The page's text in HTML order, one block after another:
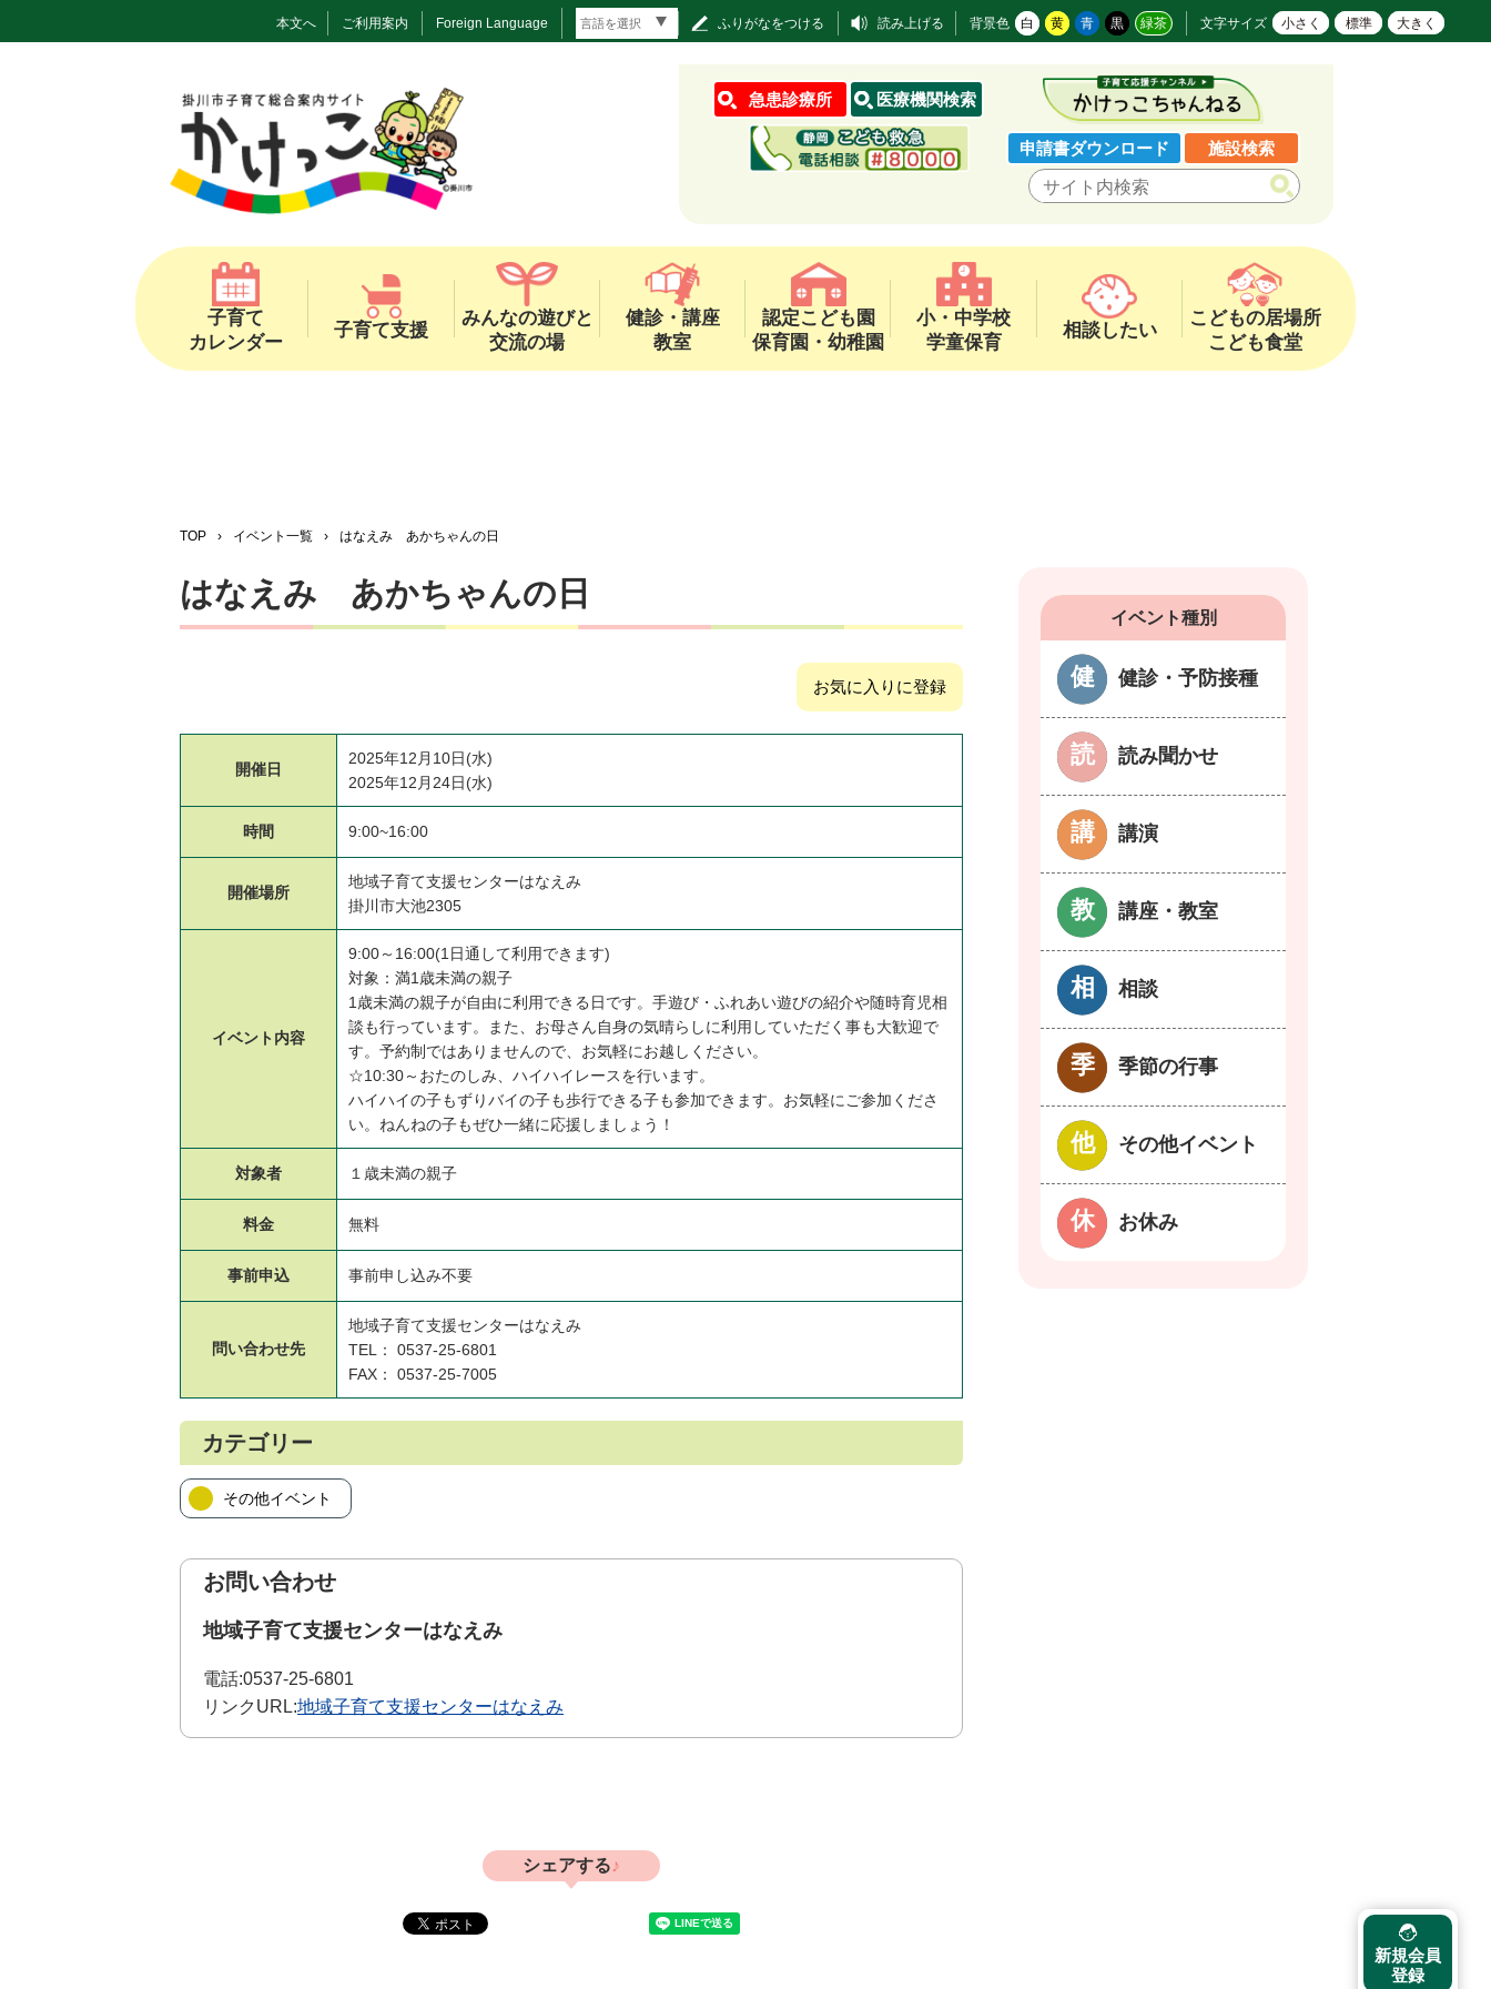
本文へ ご利用案内 Foreign Language ふりがなをつける 読み上げる 背景色 白 黄 青 黒 緑茶 文字サイズ 小さく 標準 大きく
急患診療所 医療機関検索
申請書ダウンロード 施設検索
子育て
カレンダー
子育て支援
みんなの遊びと
交流の場
健診・講座
教室
認定こども園
保育園・幼稚園
小・中学校
学童保育
相談したい
こどもの居場所
こども食堂
TOP › イベント一覧 › はなえみ あかちゃんの日
はなえみ あかちゃんの日
お気に入りに登録
開催日
2025年12月10日(水)
2025年12月24日(水)
時間 9:00~16:00
開催場所
地域子育て支援センターはなえみ
掛川市大池2305
イベント 内容
9:00～16:00(1日通して利用できます)
対象：満1歳未満の親子
1歳未満の親子が自由に利用できる日です。手遊び・ふれあい遊びの紹介や随時育児相
談も行っています。また、お母さん自身の気晴らしに利用していただく事も大歓迎で
す。予約制ではありませんので、お気軽にお越しください。
☆10:30～おたのしみ、ハイハイレースを行います。
ハイハイの子もずりバイの子も歩行できる子も参加できます。お気軽にご参加くださ
い。ねんねの子もぜひ一緒に応援しましょう！
対象者 １歳未満の親子
料金 無料
事前申込 事前申し込み不要
問い合わせ先
地域子育て支援センターはなえみ
TEL： 0537-25-6801
FAX： 0537-25-7005
カテゴリー
その他イベント
お問い合わせ
地域子育て支援センターはなえみ
電話:0537-25-6801
リンクURL:地域子育て支援センターはなえみ
シェアする
イベント種別
健診・予防接種
読み聞かせ
講演
講座・教室
相談
季節の行事
その他イベント
お休み
新規会員
登録